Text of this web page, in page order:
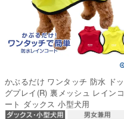
かぶるだけ ワンタッチ 防水 ドッ
グプレイ(R) 裏メッシュ レインコ
ート ダックス 小型犬用